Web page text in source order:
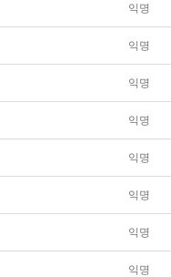
익명
익명
익명
익명
익명
익명
익명
익명